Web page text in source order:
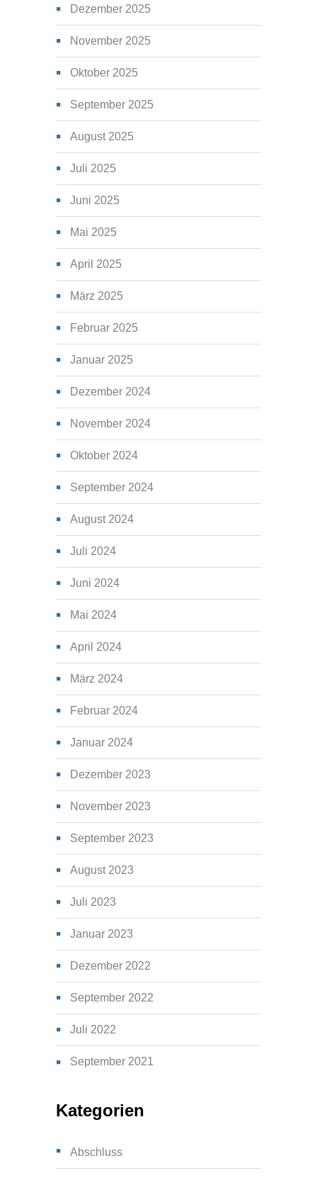
Dezember 2025
November 2025
Oktober 2025
September 2025
August 2025
Juli 2025
Juni 2025
Mai 2025
April 2025
März 2025
Februar 2025
Januar 2025
Dezember 2024
November 2024
Oktober 2024
September 2024
August 2024
Juli 2024
Juni 2024
Mai 2024
April 2024
März 2024
Februar 2024
Januar 2024
Dezember 2023
November 2023
September 2023
August 2023
Juli 2023
Januar 2023
Dezember 2022
September 2022
Juli 2022
September 2021
Kategorien
Abschluss